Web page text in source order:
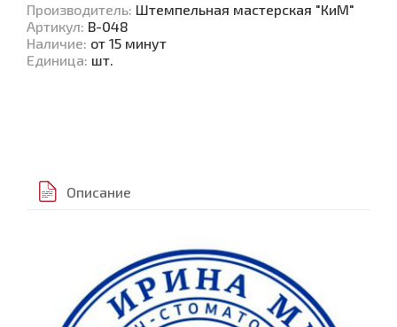
Производитель: Штемпельная мастерская "КиМ"
Артикул: В-048
Наличие: от 15 минут
Единица: шт.
Описание